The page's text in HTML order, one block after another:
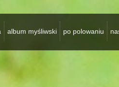
album myśliwski po polowaniu